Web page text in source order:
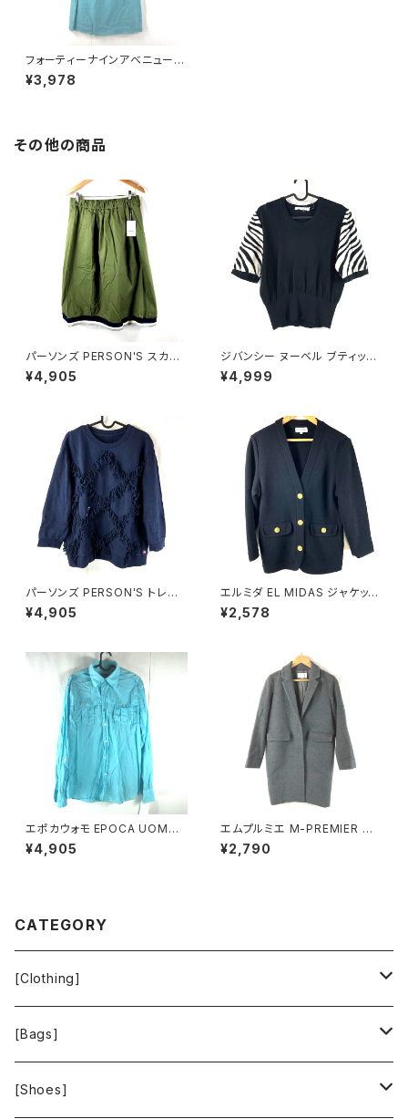
フォーティーナインアベニュージ
ュンコシマダ 49AV.junko shi
mada ワンピース 半袖 リボン
¥3,978
その他の商品
パーソンズ PERSON'S スカー
ト ロング タグ付き 両サイドポケ
ット ブランドロゴ入り カーキ―
¥4,905
ジバンシー ヌーベル ブティック
GIVENCHY NOUVELLE BOU
TIQUE トップス 半袖 綿100％
¥4,999
パーソンズ PERSON'S トレー
ナー 綿100％ ロゴ入り フリン
ジ リブ ネイビー Lサイズ 9214
¥4,905
エルミダ EL MIDAS ジャケット
カーディガン 金ボタン サイドポ
ケット 黒 12サイズ 921593
¥2,578
エポカウォモ EPOCA UOMO
シャツ 長袖 綿100％ 水色 48
サイズ 921476
¥4,905
エムプルミエ M-PREMIER コ
ート 日本製 無地 スナップボタ
ン ポケット グレー 36サイズ 92
¥2,790
CATEGORY
[Clothing]
Krochet Kids International
[Bags]
BAGGU
[Shoes]